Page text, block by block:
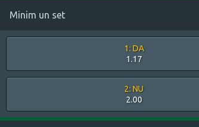
Minim un set
1: DA
1.17
2: NU
2.00